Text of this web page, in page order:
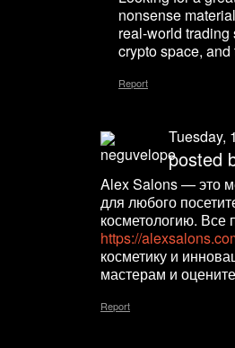
nonsense
real-world trading
crypto space,
Report
Tuesday,
posted
Alex Salons — это
для любого
косметологию. Все
https://
косметику и
мастерам и
Report